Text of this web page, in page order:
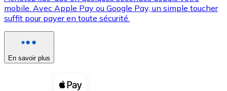
XRP
XRP
Voir toutes
Coupons crypto
mobile. Avec Apple Pay ou Google Pay, un simple toucher
suffit pour payer en toute sécurité.
En savoir plus